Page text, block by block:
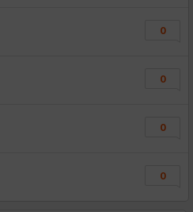
0
0
0
0